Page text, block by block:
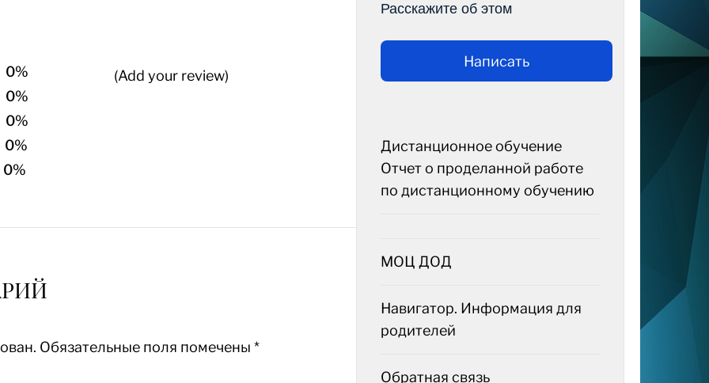
0%
0%
0%
0%
0%
(Add your review)
Обязательные поля помечены *
Расскажите об этом
Написать
Дистанционное обучение
Отчет о проделанной работе
по дистанционному обучению
МОЦ ДОД
Навигатор. Информация для
родителей
Обратная связь